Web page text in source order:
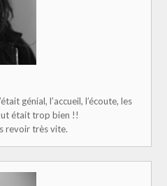
génial, l’accueil, l’écoute, les
était trop bien !!
revoir très vite.